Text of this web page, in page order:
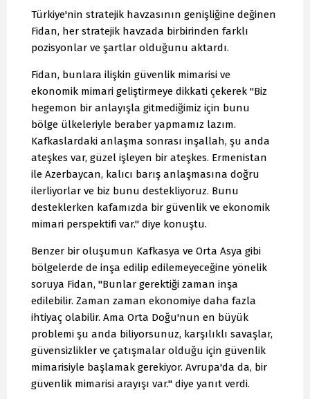
Türkiye'nin stratejik havzasının genişliğine değinen
Fidan, her stratejik havzada birbirinden farklı
pozisyonlar ve şartlar olduğunu aktardı.
Fidan, bunlara ilişkin güvenlik mimarisi ve
ekonomik mimari geliştirmeye dikkati çekerek "Biz
hegemon bir anlayışla gitmediğimiz için bunu
bölge ülkeleriyle beraber yapmamız lazım.
Kafkaslardaki anlaşma sonrası inşallah, şu anda
ateşkes var, güzel işleyen bir ateşkes. Ermenistan
ile Azerbaycan, kalıcı barış anlaşmasına doğru
ilerliyorlar ve biz bunu destekliyoruz. Bunu
desteklerken kafamızda bir güvenlik ve ekonomik
mimari perspektifi var." diye konuştu.
Benzer bir oluşumun Kafkasya ve Orta Asya gibi
bölgelerde de inşa edilip edilemeyeceğine yönelik
soruya Fidan, "Bunlar gerektiği zaman inşa
edilebilir. Zaman zaman ekonomiye daha fazla
ihtiyaç olabilir. Ama Orta Doğu'nun en büyük
problemi şu anda biliyorsunuz, karşılıklı savaşlar,
güvensizlikler ve çatışmalar olduğu için güvenlik
mimarisiyle başlamak gerekiyor. Avrupa'da da, bir
güvenlik mimarisi arayışı var." diye yanıt verdi.